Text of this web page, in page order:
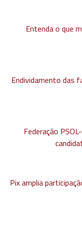
Entenda o que
Endividamento das
Federação
Pix amplia